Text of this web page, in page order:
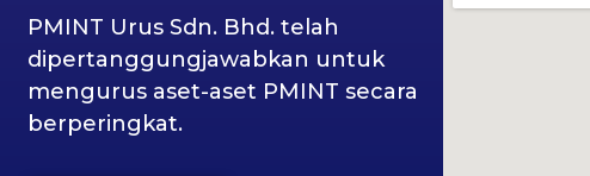
PMINT Urus Sdn. Bhd. telah
dipertanggungjawabkan untuk
mengurus aset-aset PMINT secara
berperingkat.